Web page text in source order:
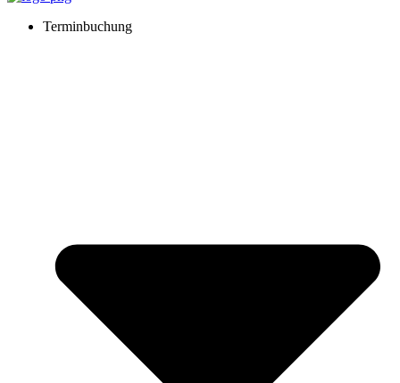
Terminbuchung